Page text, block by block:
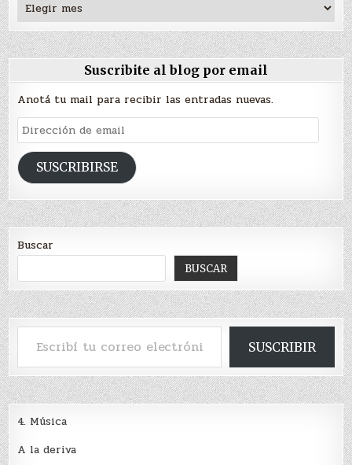
Suscribite al blog por email
Anotá tu mail para recibir las entradas nuevas.
Dirección
de
emailSUSCRIBIRSE
Buscar
BUSCAR
Escribí tu correo electrónico…
SUSCRIBIR
4. Música
A la deriva